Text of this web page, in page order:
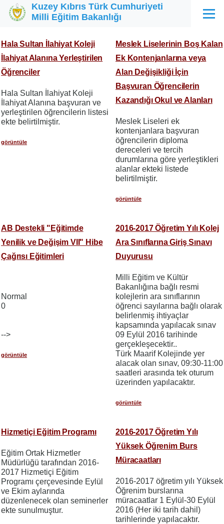
Ana içeriğe atla
Kuzey Kıbrıs Türk Cumhuriyeti
Milli Eğitim Bakanlığı
Menü
Hala Sultan İlahiyat Koleji
İlahiyat Alanına Yerleştirilen
Öğrenciler
Hala Sultan İlahiyat Koleji
İlahiyat Alanına başvuran ve
yerleştirilen öğrencilerin listesi
ekte belirtilmiştir.
görüntüle
Meslek Liselerinin Boş Kalan
Ek Kontenjanlarına veya
Alan Değişikliği İçin
Başvuran Öğrencilerin
Kazandığı Okul ve Alanları
Meslek Liseleri ek
kontenjanlara başvuran
öğrencilerin diploma
dereceleri ve tercih
durumlarına göre yerleştikleri
alanlar ekteki listede
belirtilmiştir.
görüntüle
AB Destekli "Eğitimde
Yenilik ve Değişim VII" Hibe
Çağrısı Eğitimleri
Normal
0
-->
görüntüle
2016-2017 Öğretim Yılı Kolej
Ara Sınıflarına Giriş Sınavı
Duyurusu
Milli Eğitim ve Kültür
Bakanlığına bağlı resmi
kolejlerin ara sınıflarının
öğrenci sayılarına bağlı olarak
belirlenmiş ihtiyaçlar
kapsamında yapılacak sınav
09 Eylül 2016 tarihinde
gerçekleşecektir..
Türk Maarif Kolejinde yer
alacak olan sınav, 09:30-11:00
saatleri arasında tek oturum
üzerinden yapılacaktır.
görüntüle
Hizmetiçi Eğitim Programı
Eğitim Ortak Hizmetler
Müdürlüğü tarafından 2016-
2017 Hizmetiçi Eğitim
Programı çerçevesinde Eylül
ve Ekim aylarında
düzenlenecek olan seminerler
ekte sunulmuştur.
2016-2017 Öğretim Yılı
Yüksek Öğrenim Burs
Müracaatları
2016-2017 öğretim yılı Yüksek
Öğrenim burslarına
müracaatlar 1 Eylül-30 Eylül
2016 (Her iki tarih dahil)
tarihlerinde yapılacaktır.